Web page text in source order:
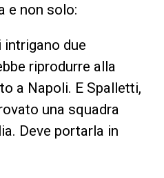
e non solo:
intrigano due
riprodurre alla
a Napoli. E Spalletti,
una squadra
Deve portarla in